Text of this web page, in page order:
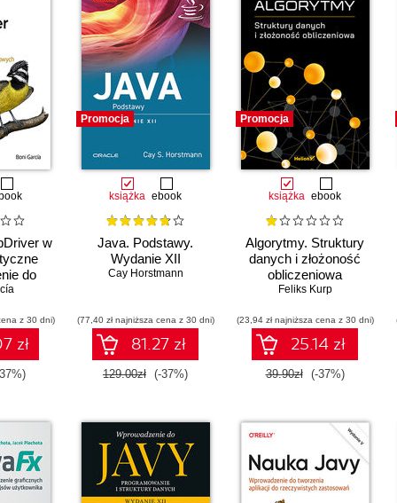
w
do
z 30 dni)
zł
Promocja
książka ebook
Java. Podstawy.
Wydanie XII
Cay Horstmann
(77,40 zł najniższa cena z 30 dni)
81.27 zł
129.00zł (-37%)
Promocja
książka ebook
Algorytmy. Struktury
danych i złożoność
obliczeniowa
Feliks Kurp
(23,94 zł najniższa cena z 30 dni)
25.14 zł
39.90zł (-37%)